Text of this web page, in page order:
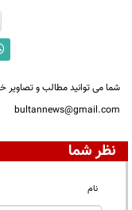
شما می توانید مطالب و تصاویر
bultannews@gmail.com
نظر شما
نام